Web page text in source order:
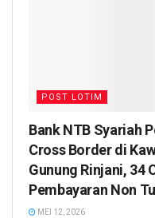
POST LOTIM
Bank NTB Syariah
Cross Border di
Gunung Rinjani, 34
Pembayaran Non
MEI 12, 2026